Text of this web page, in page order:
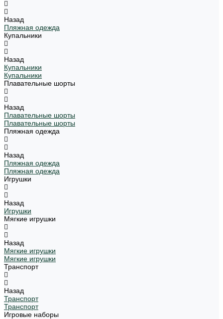
Назад
Пляжная одежда
Купальники
Назад
Купальники
Купальники
Плавательные шорты
Назад
Плавательные шорты
Плавательные шорты
Пляжная одежда
Назад
Пляжная одежда
Пляжная одежда
Игрушки
Назад
Игрушки
Мягкие игрушки
Назад
Мягкие игрушки
Мягкие игрушки
Транспорт
Назад
Транспорт
Транспорт
Игровые наборы